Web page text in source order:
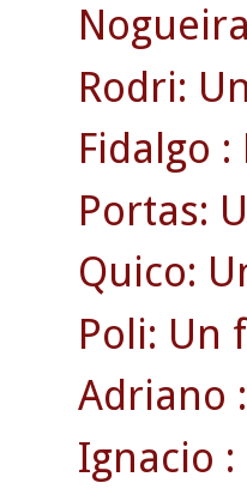
Rodri:
Fidalgo
Portas:
Quico:
Poli: Un
Adriano
Ignacio